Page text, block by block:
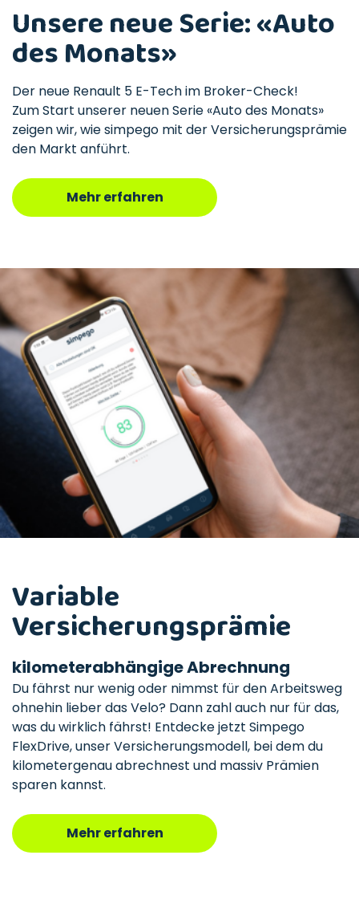
Unsere neue Serie: «Auto
des Monats»
Der neue Renault 5 E-Tech im Broker-Check!
Zum Start unserer neuen Serie «Auto des Monats»
zeigen wir, wie simpego mit der Versicherungsprämie
den Markt anführt.
Mehr erfahren
Variable
Versicherungsprämie
kilometerabhängige Abrechnung
Du fährst nur wenig oder nimmst für den Arbeitsweg
ohnehin lieber das Velo? Dann zahl auch nur für das,
was du wirklich fährst! Entdecke jetzt Simpego
FlexDrive, unser Versicherungsmodell, bei dem du
kilometergenau abrechnest und massiv Prämien
sparen kannst.
Mehr erfahren